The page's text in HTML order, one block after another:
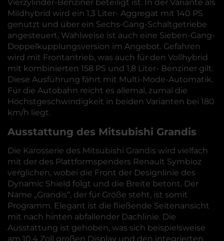
Vierzylinder-Benziner beteiligt ist. In der Variante als
Mildhybrid wird ein 1,3 Liter- Aggregat mit 140 PS
genutzt und über ein Sechs-Gang-Schaltgetriebe
angesteuert. Wahlweise ist auch eine Sieben-Gang-
Doppelkupplungsversion im Angebot. Gefahren
wird mit Frontantrieb, was auch für den Vollhybrid
mit kombinierten 158 PS und 1,8 Liter- Benziner gilt.
Diese Ausführung fährt mit Multi-Mode-Automatik.
Für die Autobahn reicht es allemal, zumal die
Höchstgeschwindigkeit in beiden Varianten bei 180
km/h liegt.
Ausstattung des Mitsubishi Grandis
Die Karosserie des Mitsubishi Grandis wird vielfach
mit der des Plattformspenders Renault Symbioz
verglichen, wobei die Front der Designlinie des
Dynamic Shield folgt und die Breite betont. Der
Name „Grandis“, der für Größe steht, ist somit
Programm. Elegant ist die fließende Seitenansicht
mit nach hinten abfallender Dachlinie. Die
Ausstattung ist gehoben, was sich beispielsweise
am 10,4 Zoll großen Display und den integrierten